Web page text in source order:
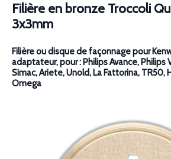
Filière en bronze Troccoli
3x3mm
Filière ou disque de façonnage pour
adaptateur, pour : Philips Avance, Philips
Simac, Ariete, Unold, La Fattorina, TR50,
Omega